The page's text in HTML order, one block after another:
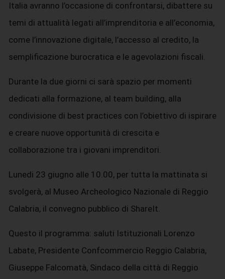
Italia avranno l’occasione di confrontarsi, dibattere su
temi di attualità legati all’imprenditoria e all’economia,
come l’innovazione digitale, l’accesso al credito, la
semplificazione burocratica e le agevolazioni fiscali.
Durante la due giorni ci sarà spazio per momenti
dedicati alla formazione, al team building, alla
condivisione di best practices con l’obiettivo di ispirare
e creare nuove opportunità di crescita e
collaborazione tra i giovani imprenditori.
Lunedi 23 giugno alle 10.00, per tutta la mattinata si
svolgerà, al Museo Archeologico Nazionale di Reggio
Calabria, il convegno pubblico di ShareIt.
Questo il programma: saluti Istituzionali Lorenzo
Labate, Presidente Confcommercio Reggio Calabria,
Giuseppe Falcomatà, Sindaco della città di Reggio